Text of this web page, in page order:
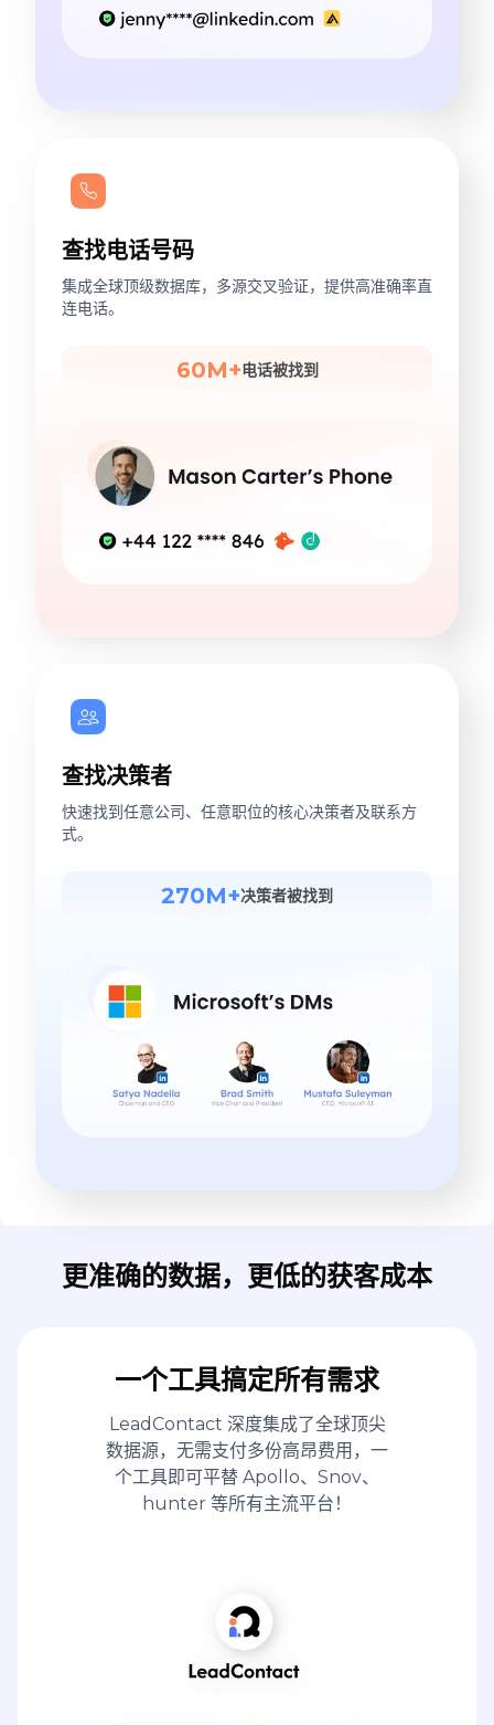
查找电话号码
集成全球顶级数据库，多源交叉验证，提供高准确率直
连电话。
60M+电话被找到
查找决策者
快速找到任意公司、任意职位的核心决策者及联系方
式。
270M+决策者被找到
更准确的数据，更低的获客成本
一个工具搞定所有需求
LeadContact 深度集成了全球顶尖
数据源，无需支付多份高昂费用，一
个工具即可平替 Apollo、Snov、
hunter 等所有主流平台！